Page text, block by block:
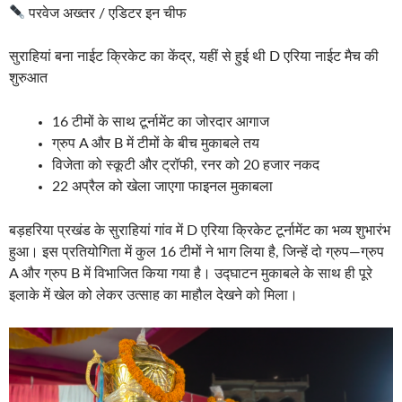
परवेज अख्तर / एडिटर इन चीफ
सुराहियां बना नाईट क्रिकेट का केंद्र, यहीं से हुई थी D एरिया नाईट मैच की
शुरुआत
16 टीमों के साथ टूर्नामेंट का जोरदार आगाज
ग्रुप A और B में टीमों के बीच मुकाबले तय
विजेता को स्कूटी और ट्रॉफी, रनर को 20 हजार नकद
22 अप्रैल को खेला जाएगा फाइनल मुकाबला
बड़हरिया प्रखंड के सुराहियां गांव में D एरिया क्रिकेट टूर्नामेंट का भव्य शुभारंभ
हुआ। इस प्रतियोगिता में कुल 16 टीमों ने भाग लिया है, जिन्हें दो ग्रुप—ग्रुप
A और ग्रुप B में विभाजित किया गया है। उद्घाटन मुकाबले के साथ ही पूरे
इलाके में खेल को लेकर उत्साह का माहौल देखने को मिला।